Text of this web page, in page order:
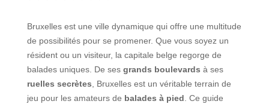
Bruxelles est une ville dynamique qui offre une multitude
de possibilités pour se promener. Que vous soyez un
résident ou un visiteur, la capitale belge regorge de
balades uniques. De ses grands boulevards à ses
ruelles secrètes , Bruxelles est un véritable terrain de
jeu pour les amateurs de balades à pied . Ce guide